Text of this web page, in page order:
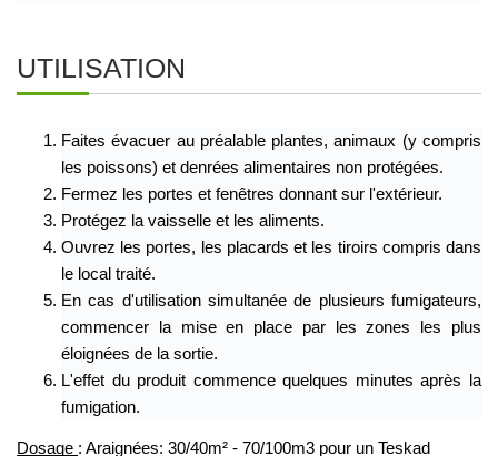
UTILISATION
Faites évacuer au préalable plantes, animaux (y compris
les poissons) et denrées alimentaires non protégées.
Fermez les portes et fenêtres donnant sur l'extérieur.
Protégez la vaisselle et les aliments.
Ouvrez les portes, les placards et les tiroirs compris dans
le local traité.
En cas d'utilisation simultanée de plusieurs fumigateurs,
commencer la mise en place par les zones les plus
éloignées de la sortie.
L'effet du produit commence quelques minutes après la
fumigation.
Dosage : Araignées: 30/40m² - 70/100m3 pour un Teskad